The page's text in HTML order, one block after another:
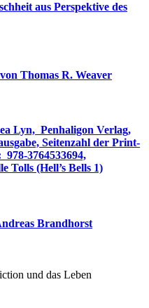
aus Perspektive des
Thomas R. Weaver
Lyn, ‎ Penhaligon Verlag,
Seitenzahl der Print-
Belle Tolls (Hell’s Bells 1)
Brandhorst
und das Leben